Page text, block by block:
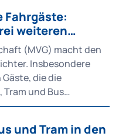
Fahrgäste:
weiteren
(MVG) macht den
Insbesondere
die die
und Bus
an den
drei Sprachen
und Tram in den